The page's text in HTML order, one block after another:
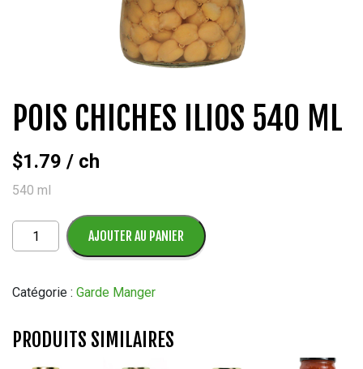
POIS CHICHES ILIOS 540 ML
$1.79 / ch
540 ml
quantité
de
Chiches
ML
AJOUTER AU PANIER
Catégorie : Garde Manger
PRODUITS SIMILAIRES